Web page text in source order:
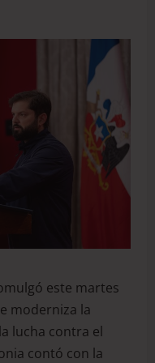
este martes
moderniza la
lucha contra el
contó con la